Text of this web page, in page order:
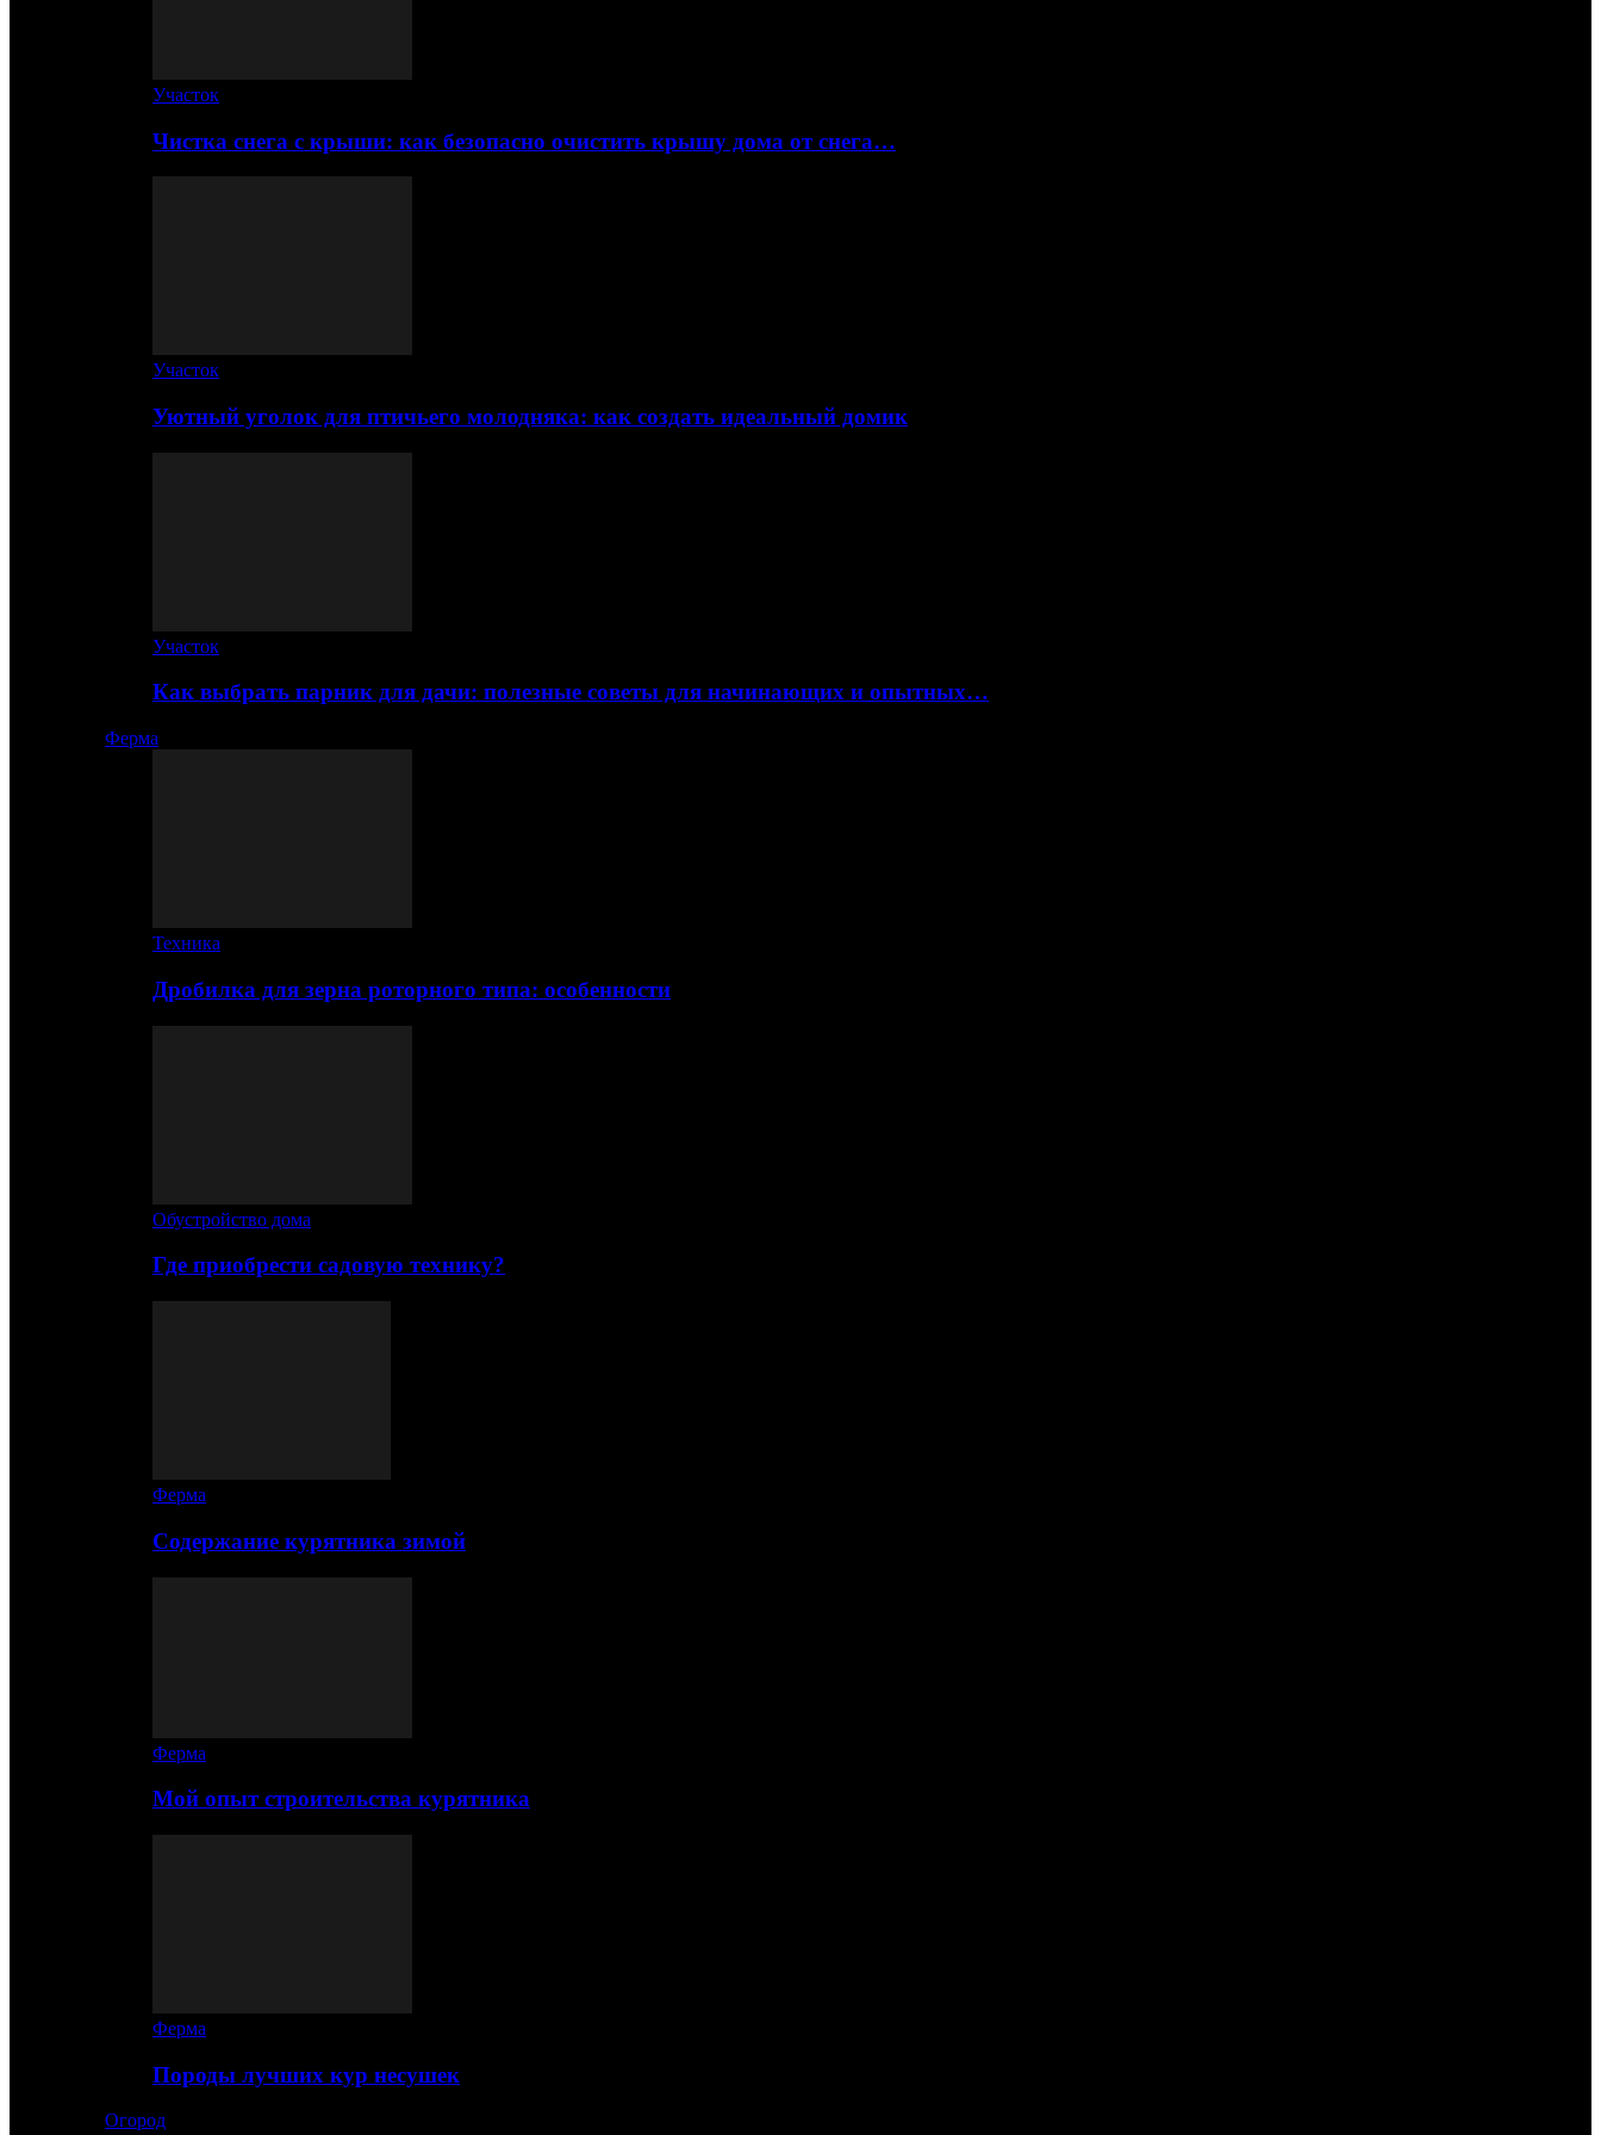
Участок
Чистка снега с крыши: как безопасно очистить крышу дома от снега…
Участок
Уютный уголок для птичьего молодняка: как создать идеальный домик
Участок
Как выбрать парник для дачи: полезные советы для начинающих и опытных…
Ферма
Техника
Дробилка для зерна роторного типа: особенности
Обустройство дома
Где приобрести садовую технику?
Ферма
Содержание курятника зимой
Ферма
Мой опыт строительства курятника
Ферма
Породы лучших кур несушек
Огород